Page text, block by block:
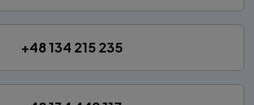
+48 134 215 235